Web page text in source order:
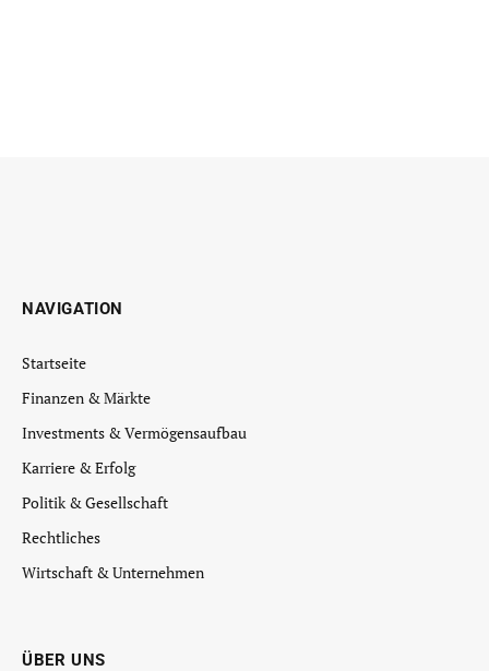
NAVIGATION
Startseite
Finanzen & Märkte
Investments & Vermögensaufbau
Karriere & Erfolg
Politik & Gesellschaft
Rechtliches
Wirtschaft & Unternehmen
ÜBER UNS